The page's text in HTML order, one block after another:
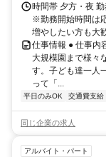
時間帯 夕方・夜
※勤務開始時間は
増やしたい方も大
仕事情報 ● 仕事内
大規模園まで様々
す。子ども達一人
って「...
平日のみOK 交通費支給
同じ企業の求人
アルバイト・パート